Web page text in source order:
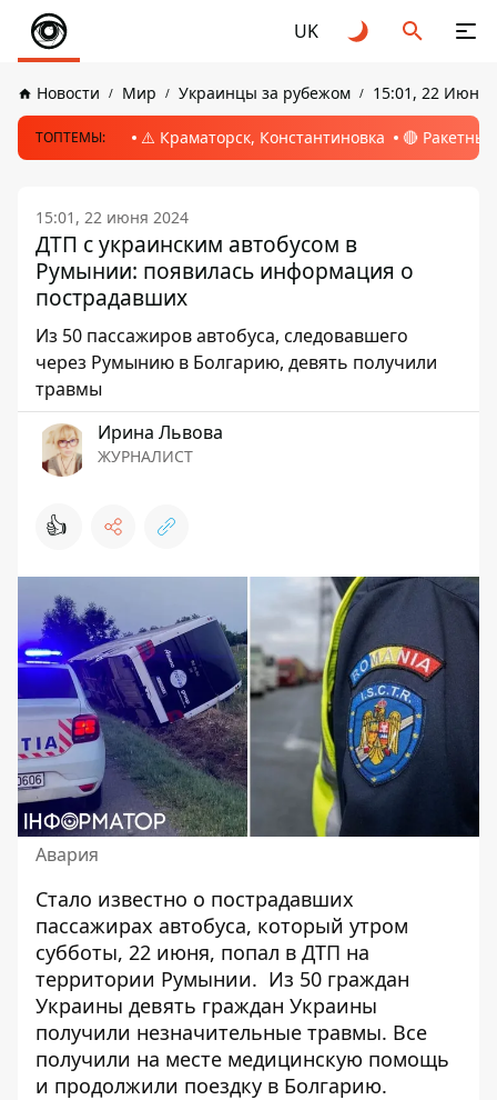
UK
Новости Мир Украинцы за рубежом 15:01, 22 Июня
ТОПТЕМЫ: ⚠️ Краматорск, Константиновка 🔴
15:01, 22 июня 2024
ДТП с украинским автобусом в
Румынии: появилась информация о
пострадавших
Из 50 пассажиров автобуса, следовавшего
через Румынию в Болгарию, девять получили
травмы
Ирина Львова
ЖУРНАЛИСТ
👍
Авария
Стало известно о пострадавших
пассажирах автобуса, который утром
субботы, 22 июня, попал в ДТП на
территории Румынии. Из 50 граждан
Украины девять граждан Украины
получили незначительные травмы. Все
получили на месте медицинскую помощь
и продолжили поездку в Болгарию.